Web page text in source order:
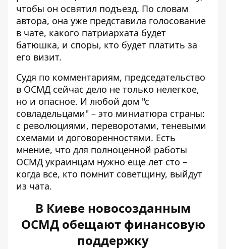
чтобы он освятил подъезд. По словам
автора, она уже представила голосование
в чате, какого патриархата будет
батюшка, и споры, кто будет платить за
его визит.
Судя по комментариям, председательство
в ОСМД сейчас дело не только нелегкое,
но и опасное. И любой дом "с
совладельцами" – это миниатюра страны:
с революциями, переворотами, теневыми
схемами и договоренностями. Есть
мнение, что для полноценной работы
ОСМД украинцам нужно еще лет сто –
когда все, кто помнит советщину, выйдут
из чата.
В Киеве новосозданным
ОСМД обещают финансовую
поддержку